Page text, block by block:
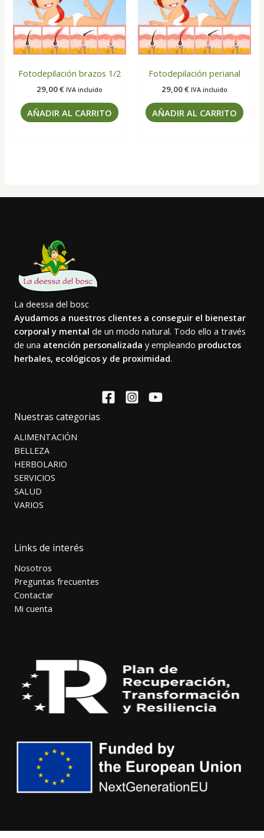
Fotodepilación brazos 1/2
29,00€ IVA incluido
AÑADIR AL CARRITO
Fotodepilación perianal
29,00€ IVA incluido
AÑADIR AL CARRITO
La deessa del bosc
Ayudamos a nuestros clientes a conseguir el bienestar
corporal y mental de un modo natural. Todo ello a través
de una atención personalizada y empleando productos
herbales, ecológicos y de proximidad.
Nuestras categorias
ALIMENTACIÓN
BELLEZA
HERBOLARIO
SERVICIOS
SALUD
VARIOS
Links de interés
Nosotros
Preguntas frecuentes
Contactar
Mi cuenta